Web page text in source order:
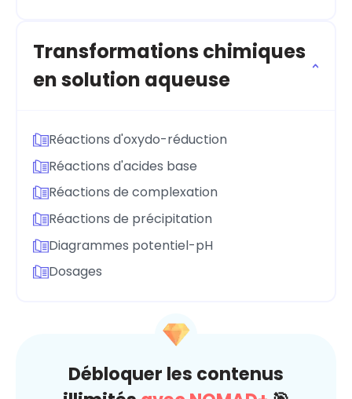
Transformations chimiques
en solution aqueuse
Réactions d'oxydo-réduction
Réactions d'acides base
Réactions de complexation
Réactions de précipitation
Diagrammes potentiel-pH
Dosages
Débloquer les contenus